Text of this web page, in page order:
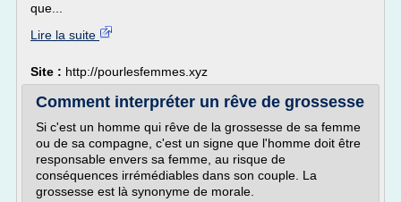
que...
Lire la suite
Site : http://pourlesfemmes.xyz
Comment interpréter un rêve de grossesse
Si c'est un homme qui rêve de la grossesse de sa femme
ou de sa compagne, c'est un signe que l'homme doit être
responsable envers sa femme, au risque de
conséquences irrémédiables dans son couple. La
grossesse est là synonyme de morale.